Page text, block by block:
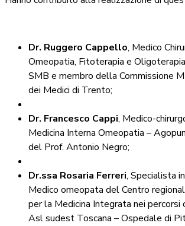
Dr. Ruggero Cappello, Medico
Omeopatia, Fitoterapia e
SMB e membro della Commissione
dei Medici di Trento;
Dr. Francesco Cappi, Medico-
Medicina Interna Omeopatia –
del Prof. Antonio Negro;
Dr.ssa Rosaria Ferreri, Specialista
Medico omeopata del Centro
per la Medicina Integrata nei percorsi
Asl sudest Toscana – Ospedale di